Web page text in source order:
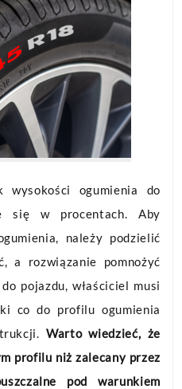
ogumienia do
się w procentach. Aby
należy podzielić
a rozwiązanie pomnożyć
pojazdu, właściciel musi
co do profilu ogumienia
Warto wiedzieć, że
profilu niż zalecany przez
pod warunkiem